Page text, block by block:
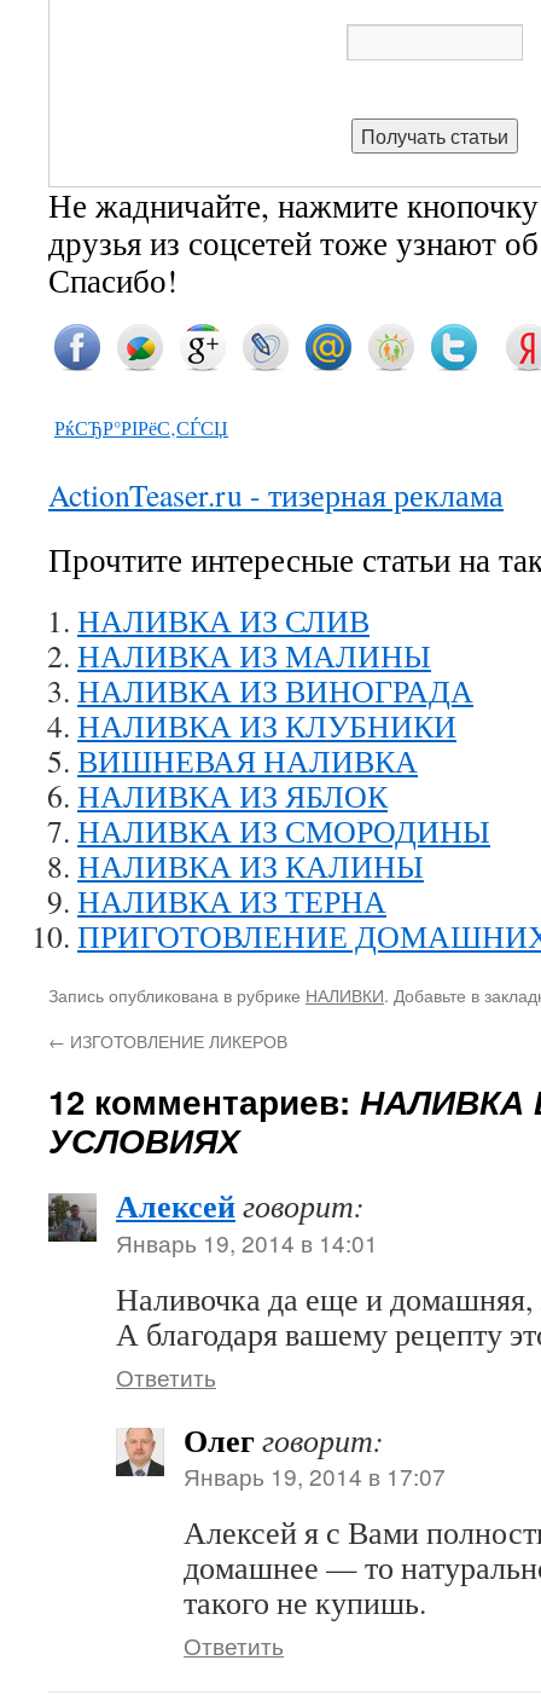
Не жадничайте, нажмите
друзья из соцсетей тоже узнают
Спасибо!
РќСЂР°РІРёС‚СЃСЏ
ActionTeaser.ru - тизерная реклама
Прочтите интересные статьи на
НАЛИВКА ИЗ СЛИВ
НАЛИВКА ИЗ МАЛИНЫ
НАЛИВКА ИЗ ВИНОГРАДА
НАЛИВКА ИЗ КЛУБНИКИ
ВИШНЕВАЯ НАЛИВКА
НАЛИВКА ИЗ ЯБЛОК
НАЛИВКА ИЗ СМОРОДИНЫ
НАЛИВКА ИЗ КАЛИНЫ
НАЛИВКА ИЗ ТЕРНА
ПРИГОТОВЛЕНИЕ
Запись опубликована в рубрике НАЛИВКИ. Добавьте в
← ИЗГОТОВЛЕНИЕ ЛИКЕРОВ
12 комментариев:
УСЛОВИЯХ
Алексейговорит:
Январь 19, 2014 в 14:01
Наливочка да еще и домашняя,
А благодаря вашему рецепту
Ответить
Олегговорит:
Январь 19, 2014 в 17:07
Алексей я с Вами
домашнее — то
такого не купишь.
Ответить